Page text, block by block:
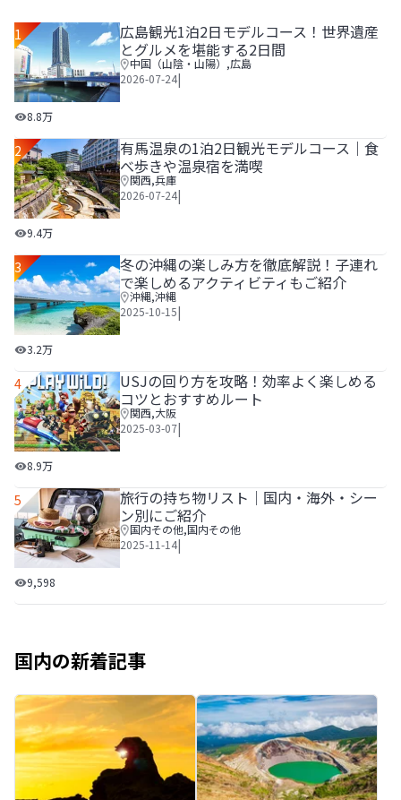
1
広島観光1泊2日モデルコース！世界遺産とグルメを堪能す
8.8万
広島観光1泊2日モデルコース！世界遺産
とグルメを堪能する2日間
中国（山陰・山陽） ,広島
2026-07-24|
2
有馬温泉の1泊2日観光モデルコース｜食べ歩きや温泉宿を
9.4万
有馬温泉の1泊2日観光モデルコース｜食
べ歩きや温泉宿を満喫
関西,兵庫
2026-07-24|
3
冬の沖縄の楽しみ方を徹底解説！子連れで楽しめるアクテ
3.2万
冬の沖縄の楽しみ方を徹底解説！子連れ
で楽しめるアクティビティもご紹介
沖縄,沖縄
2025-10-15|
4
USJの回り方を攻略！効率よく楽しめるコツとおすすめル
8.9万
USJの回り方を攻略！効率よく楽しめる
コツとおすすめルート
関西,大阪
2025-03-07|
5
旅行の持ち物リスト│国内・海外・シーン別にご紹介
9,598
旅行の持ち物リスト│国内・海外・シー
ン別にご紹介
国内その他,国内その他
2025-11-14|
国内の新着記事